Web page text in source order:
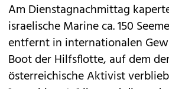
Am Dienstagnachmittag
israelische Marine ca. 150
entfernt in internationalen
Boot der Hilfsflotte, auf dem
österreichische Aktivist